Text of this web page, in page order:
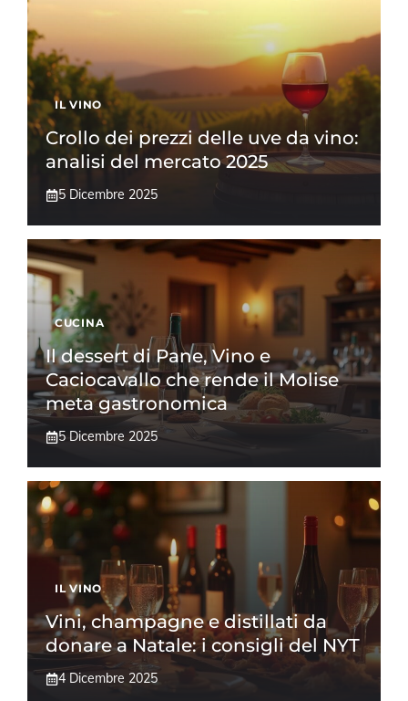
IL VINO
Crollo dei prezzi delle uve da vino:
analisi del mercato 2025
5 Dicembre 2025
CUCINA
Il dessert di Pane, Vino e
Caciocavallo che rende il Molise
meta gastronomica
5 Dicembre 2025
IL VINO
Vini, champagne e distillati da
donare a Natale: i consigli del NYT
4 Dicembre 2025